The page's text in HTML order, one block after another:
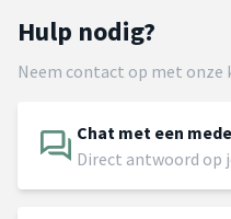
Hulp nodig?
Neem contact op met onze
Chat met een
Direct antwoord op